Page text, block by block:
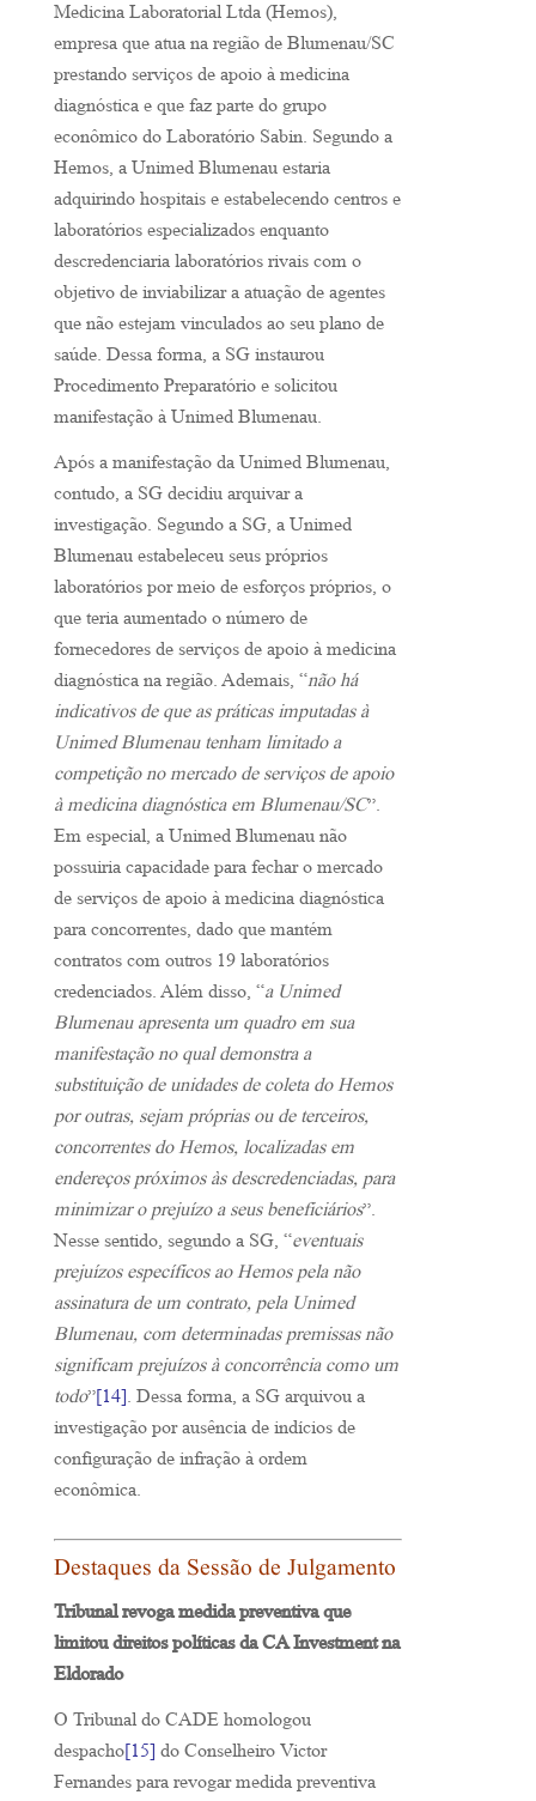
Medicina Laboratorial Ltda (Hemos),
empresa que atua na região de Blumenau/SC
prestando serviços de apoio à medicina
diagnóstica e que faz parte do grupo
econômico do Laboratório Sabin. Segundo a
Hemos, a Unimed Blumenau estaria
adquirindo hospitais e estabelecendo centros e
laboratórios especializados enquanto
descredenciaria laboratórios rivais com o
objetivo de inviabilizar a atuação de agentes
que não estejam vinculados ao seu plano de
saúde. Dessa forma, a SG instaurou
Procedimento Preparatório e solicitou
manifestação à Unimed Blumenau.
Após a manifestação da Unimed Blumenau,
contudo, a SG decidiu arquivar a
investigação. Segundo a SG, a Unimed
Blumenau estabeleceu seus próprios
laboratórios por meio deesforços próprios, o
que teria aumentado o número de
fornecedores de serviços de apoio à medicina
diagnóstica na região. Ademais, “não há
indicativos de que as práticas imputadas à
Unimed Blumenau tenham limitado a
competição no mercado de serviços de apoio
à medicina diagnóstica em Blumenau/SC”.
Em especial, a Unimed Blumenau não
possuiria capacidade para fechar o mercado
de serviços de apoio à medicina diagnóstica
para concorrentes, dado que mantém
contratos com outros 19 laboratórios
credenciados. Além disso, “a Unimed
Blumenau apresenta um quadro em sua
manifestação no qual demonstra a
substituição de unidades de coleta do Hemos
por outras, sejam próprias ou de terceiros,
concorrentes do Hemos, localizadas em
endereços próximos às descredenciadas, para
minimizar o prejuízo a seus beneficiários”.
Nesse sentido, segundo a SG, “eventuais
prejuízos específicos ao Hemos pela não
assinatura de um contrato, pela Unimed
Blumenau, com determinadas premissas não
significam prejuízos à concorrência como um
todo”[14]. Dessa forma, a SG arquivou a
investigação por ausência de indícios de
configuração de infração à ordem
econômica.
Destaques da Sessão de Julgamento
Tribunal revoga medida preventiva que
limitou direitos políticas da CA Investment na
Eldorado
O Tribunal do CADE homologou
despacho[15] do Conselheiro Victor
Fernandes para revogar medida preventiva